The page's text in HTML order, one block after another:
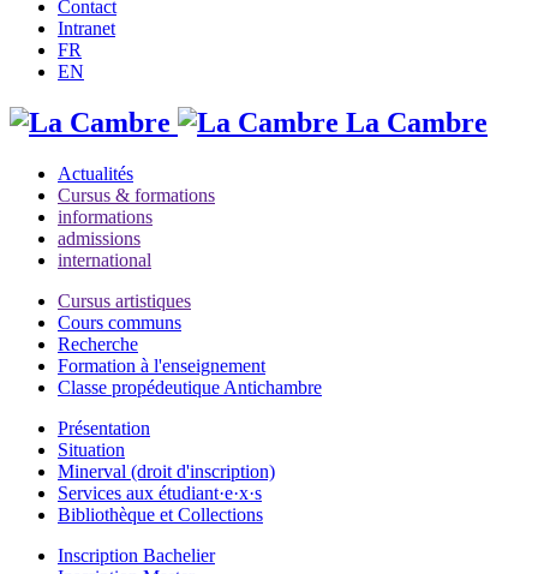
Contact
Intranet
FR
EN
La Cambre
Actualités
Cursus & formations
informations
admissions
international
Cursus artistiques
Cours communs
Recherche
Formation à l'enseignement
Classe propédeutique Antichambre
Présentation
Situation
Minerval (droit d'inscription)
Services aux étudiant·e·x·s
Bibliothèque et Collections
Inscription Bachelier